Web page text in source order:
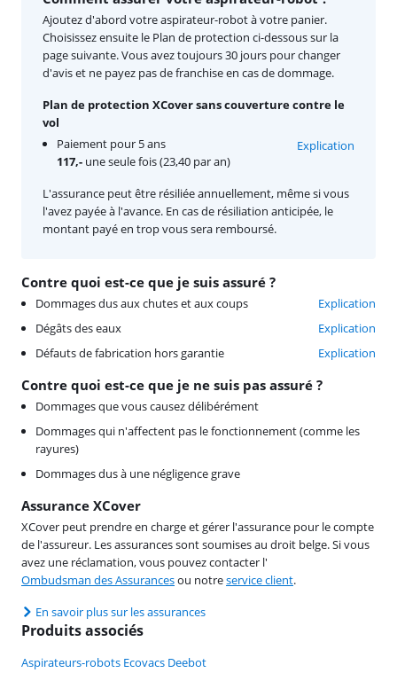
Contre quoi est-ce que je suis assuré ?
Dommages dus aux chutes et aux coups
Explication
Dégâts des eaux
Explication
Défauts de fabrication hors garantie
Explication
Contre quoi est-ce que je ne suis pas assuré ?
Dommages que vous causez délibérément
Dommages qui n'affectent pas le fonctionnement (comme les
rayures)
Dommages dus à une négligence grave
Assurance XCover
XCover peut prendre en charge et gérer l'assurance pour le compte
de l'assureur. Les assurances sont soumises au droit belge. Si vous
avez une réclamation, vous pouvez contacter l'
Ombudsman des Assurancesou notreservice client.
En savoir plus sur les assurances
Ajoutez d'abord votre aspirateur-robot à votre panier.
Choisissez ensuite le Plan de protection ci-dessous sur la
page suivante. Vous avez toujours 30 jours pour changer
d'avis et ne payez pas de franchise en cas de dommage.
Plan de protection XCover sans couverture contre le
vol
Paiement pour 5 ans
117,- une seule fois (23,40 par an)
Explication
L'assurance peut être résiliée annuellement, même si vous
l'avez payée à l'avance. En cas de résiliation anticipée, le
montant payé en trop vous sera remboursé.
Produits associés
Aspirateurs-robots Ecovacs Deebot